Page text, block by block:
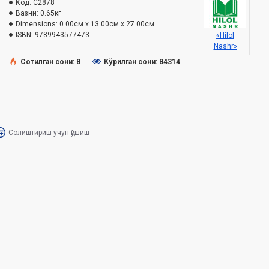
Код: C2878
Вазни: 0.65кг
Dimensions: 0.00см x 13.00см x 27.00см
ISBN: 9789943577473
«Hilol
Nashr»
Сотилган сони: 8
Кўрилган сони: 84314
Солиштириш учун қўшиш